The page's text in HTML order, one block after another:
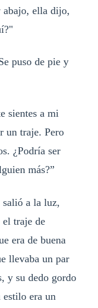
abajo, ella dijo,
puso de pie y
sientes a mi
un traje. Pero
¿Podría ser
más?”
salió a la luz,
el traje de
era de buena
llevaba un par
y su dedo gordo
estilo era un